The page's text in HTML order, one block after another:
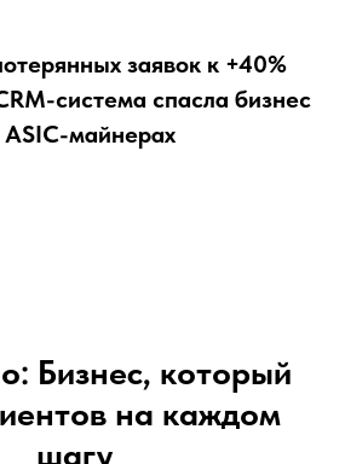
заявок к +40%
система спасла бизнес
ASIC-майнерах
Бизнес, который
на каждом
шагу